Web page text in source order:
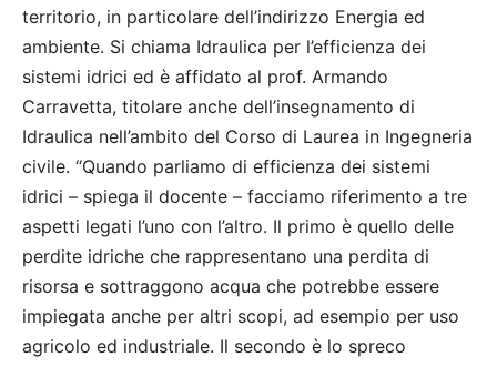
territorio, in particolare dell’indirizzo Energia ed
ambiente. Si chiama Idraulica per l’efficienza dei
sistemi idrici ed è affidato al prof. Armando
Carravetta, titolare anche dell’insegnamento di
Idraulica nell’ambito del Corso di Laurea in Ingegneria
civile. “Quando parliamo di efficienza dei sistemi
idrici – spiega il docente – facciamo riferimento a tre
aspetti legati l’uno con l’altro. Il primo è quello delle
perdite idriche che rappresentano una perdita di
risorsa e sottraggono acqua che potrebbe essere
impiegata anche per altri scopi, ad esempio per uso
agricolo ed industriale. Il secondo è lo spreco